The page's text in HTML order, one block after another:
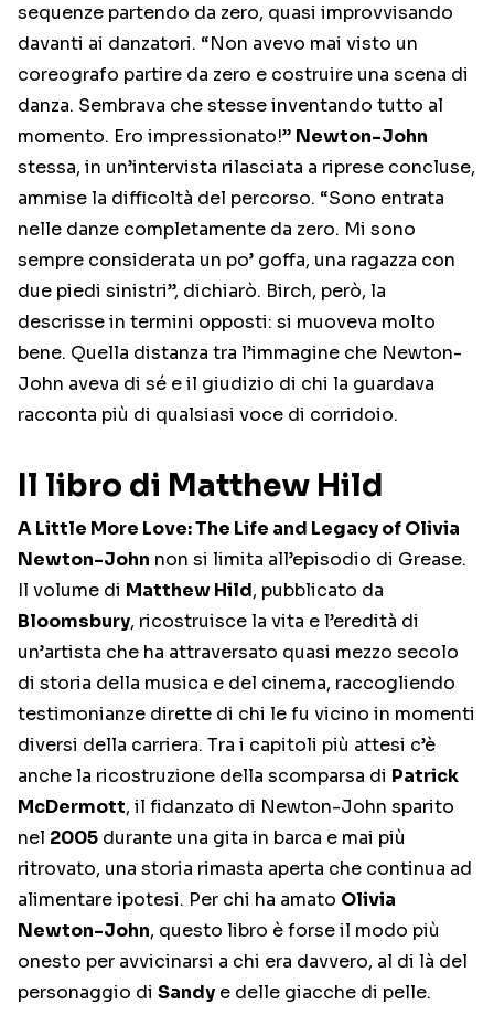
sequenze partendo da zero, quasi improvvisando
davanti ai danzatori. “Non avevo mai visto un
coreografo partire da zero e costruire una scena di
danza. Sembrava che stesse inventando tutto al
momento. Ero impressionato!” Newton-John
stessa, in un’intervista rilasciata a riprese concluse,
ammise la difficoltà del percorso. “Sono entrata
nelle danze completamente da zero. Mi sono
sempre considerata un po’ goffa, una ragazza con
due piedi sinistri”, dichiarò. Birch, però, la
descrisse in termini opposti: si muoveva molto
bene. Quella distanza tra l’immagine che Newton-
John aveva di sé e il giudizio di chi la guardava
racconta più di qualsiasi voce di corridoio.
Il libro di Matthew Hild
A Little More Love: The Life and Legacy of Olivia
Newton-John non si limita all’episodio di Grease.
Il volume di Matthew Hild, pubblicato da
Bloomsbury, ricostruisce la vita e l’eredità di
un’artista che ha attraversato quasi mezzo secolo
di storia della musica e del cinema, raccogliendo
testimonianze dirette di chi le fu vicino in momenti
diversi della carriera. Tra i capitoli più attesi c’è
anche la ricostruzione della scomparsa di Patrick
McDermott, il fidanzato di Newton-John sparito
nel 2005 durante una gita in barca e mai più
ritrovato, una storia rimasta aperta che continua ad
alimentare ipotesi. Per chi ha amato Olivia
Newton-John, questo libro è forse il modo più
onesto per avvicinarsi a chi era davvero, al di là del
personaggio di Sandy e delle giacche di pelle.